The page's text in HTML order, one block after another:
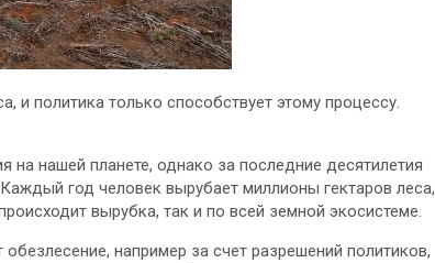
политика только способствует этому процессу.
нашей планете, однако за последние десятилетия
год человек вырубает миллионы гектаров леса,
вырубка, так и по всей земной экосистеме.
например за счет разрешений политиков,